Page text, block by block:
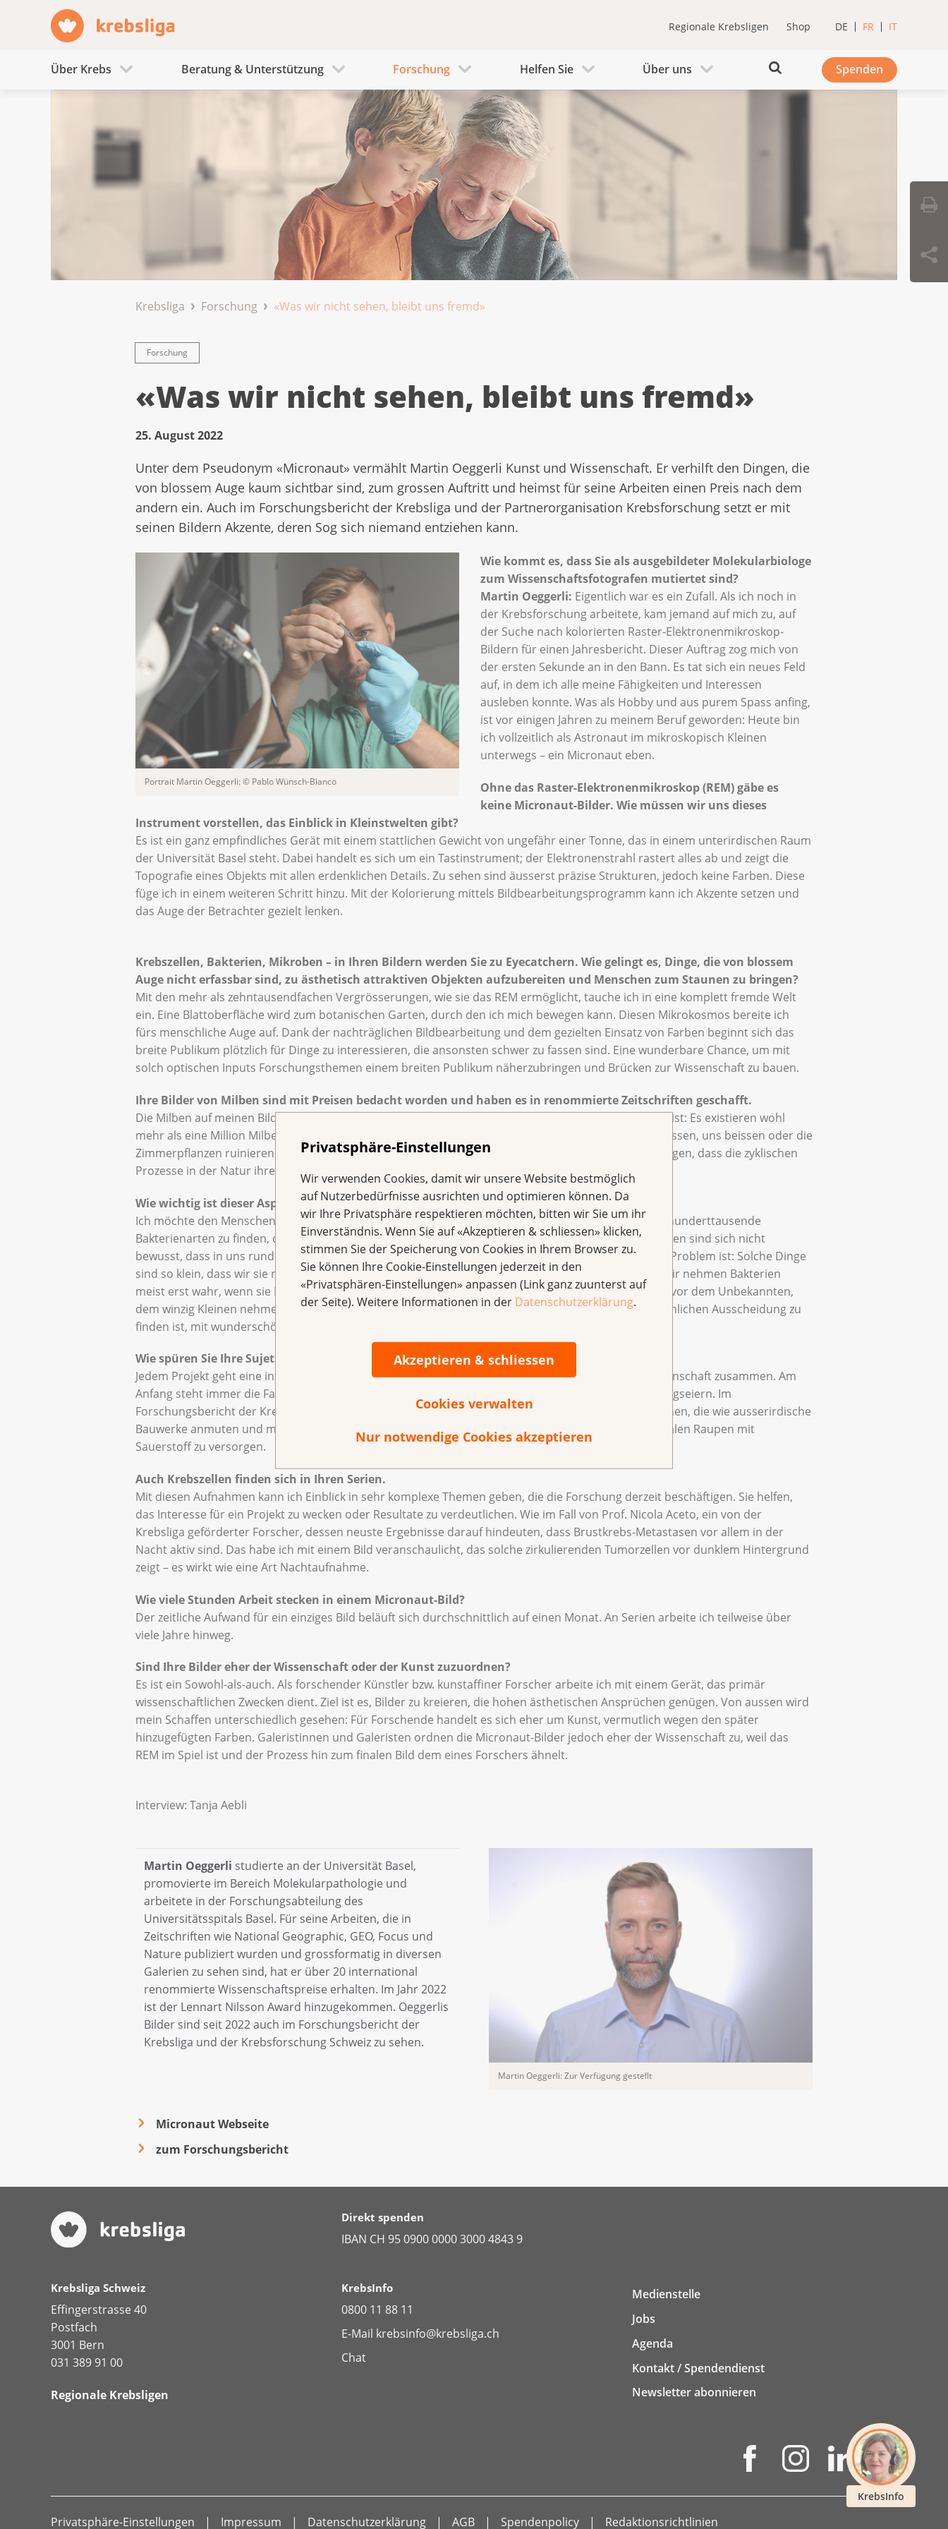
Privatsphäre-Einstellungen
Wir verwenden Cookies, damit wir unsere Website bestmöglich
auf Nutzerbedürfnisse ausrichten und optimieren können. Da
wir Ihre Privatsphäre respektieren möchten, bitten wir Sie um ihr
Einverständnis. Wenn Sie auf «Akzeptieren & schliessen» klicken,
stimmen Sie der Speicherung von Cookies in Ihrem Browser zu.
Sie können Ihre Cookie-Einstellungen jederzeit in den
«Privatsphären-Einstellungen» anpassen (Link ganz zuunterst auf
der Seite). Weitere Informationen in der Datenschutzerklärung.
Akzeptieren & schliessen
Cookies verwalten
Nur notwendige Cookies akzeptieren
Regionale Krebsligen Shop DE FR IT
Über Krebs Beratung & Unterstützung Forschung Helfen Sie Über uns Spenden
Krebsliga Forschung «Was wir nicht sehen, bleibt uns fremd»
Forschung
«Was wir nicht sehen, bleibt uns fremd»
25. August 2022
Unter dem Pseudonym «Micronaut» vermählt Martin Oeggerli Kunst und Wissenschaft. Er verhilft den Dingen, die
von blossem Auge kaum sichtbar sind, zum grossen Auftritt und heimst für seine Arbeiten einen Preis nach dem
andern ein. Auch im Forschungsbericht der Krebsliga und der Partnerorganisation Krebsforschung setzt er mit
seinen Bildern Akzente, deren Sog sich niemand entziehen kann.
Portrait Martin Oeggerli: © Pablo Wünsch-Blanco
Wie kommt es, dass Sie als ausgebildeter Molekularbiologe
zum Wissenschaftsfotografen mutiertet sind?
Martin Oeggerli: Eigentlich war es ein Zufall. Als ich noch in
der Krebsforschung arbeitete, kam jemand auf mich zu, auf
der Suche nach kolorierten Raster-Elektronenmikroskop-
Bildern für einen Jahresbericht. Dieser Auftrag zog mich von
der ersten Sekunde an in den Bann. Es tat sich ein neues Feld
auf, in dem ich alle meine Fähigkeiten und Interessen
ausleben konnte. Was als Hobby und aus purem Spass anfing,
ist vor einigen Jahren zu meinem Beruf geworden: Heute bin
ich vollzeitlich als Astronaut im mikroskopisch Kleinen
unterwegs – ein Micronaut eben.
Ohne das Raster-Elektronenmikroskop (REM)gäbe es
keine Micronaut-Bilder. Wie müssen wir uns dieses
Instrument vorstellen, das Einblick in Kleinstwelten gibt?
Es ist ein ganz empfindliches Gerät mit einem stattlichen Gewicht von ungefähr einer Tonne, das in einem unterirdischen Raum
der Universität Basel steht. Dabei handelt es sich um ein Tastinstrument; der Elektronenstrahl rastert alles ab und zeigt die
Topografie eines Objekts mit allen erdenklichen Details. Zu sehen sind äusserst präzise Strukturen, jedoch keine Farben. Diese
füge ich in einem weiteren Schritt hinzu. Mit der Kolorierung mittels Bildbearbeitungsprogramm kann ich Akzente setzen und
das Auge der Betrachter gezielt lenken.
Krebszellen, Bakterien, Mikroben – in Ihren Bildern werden Sie zu Eyecatchern. Wie gelingt es, Dinge, die von blossem
Auge nicht erfassbar sind, zu ästhetisch attraktiven Objekten aufzubereiten und Menschen zum Staunen zu bringen?
Mit den mehr als zehntausendfachen Vergrösserungen, wie sie das REM ermöglicht, tauche ich in eine komplett fremde Welt
ein. Eine Blattoberfläche wird zum botanischen Garten, durch den ich mich bewegen kann. Diesen Mikrokosmos bereite ich
fürs menschliche Auge auf. Dank der nachträglichen Bildbearbeitung und dem gezielten Einsatz von Farben beginnt sich das
breite Publikum plötzlich für Dinge zu interessieren, die ansonsten schwer zu fassen sind. Eine wunderbare Chance, um mit
solch optischen Inputs Forschungsthemen einem breiten Publikum näherzubringen und Brücken zur Wissenschaft zu bauen.
Ihre Bilder von Milben sind mit Preisen bedacht worden und haben es in renommierte Zeitschriften geschafft.
Die Milben auf meinen Bildern sehen nicht so aus, wie sie sich die meisten Menschen vorstellen. Fakt ist: Es existieren wohl
mehr als eine Million Milbenarten auf der Welt. Wir nehmen aber nur jene wahr, die Schäden hinterlassen, uns beissen oder die
Zimmerpflanzen ruinieren. Doch es gibt auch Milben, die das Laub im Herbst zersetzen und dafür sorgen, dass die zyklischen
Prozesse in der Natur ihren Lauf nehmen. Für diese Vielfalt will ich ein Bewusstsein schaffen.
Wie wichtig ist dieser Aspekt der Aufklärung und Sensibilisierung in Ihrer Arbeit?
Ich möchte den Menschen zeigen, was alles da ist. So sind zum Beispiel im menschlichen Mikrobiom hunderttausende
Bakterienarten zu finden, die für die Gesundheit eine ganz zentrale Rolle spielen. Die meisten Menschen sind sich nicht
bewusst, dass in uns rund 1,5 Kilogramm Bakterien aktiv sind. Ohne sie könnten wir nicht leben. Das Problem ist: Solche Dinge
sind so klein, dass wir sie nicht sehen. Und was wir nicht sehen, bleibt uns fremd und macht Angst. Wir nehmen Bakterien
meist erst wahr, wenn sie Probleme bereiten. Mit meiner Arbeit möchte ich den Menschen die Angst vor dem Unbekannten,
dem winzig Kleinen nehmen. Unter dem REM glänzt zum Beispiel das Mikrobiom, wie es in der menschlichen Ausscheidung zu
finden ist, mit wunderschönen Strukturen.
Wie spüren Sie Ihre Sujets auf?
Jedem Projekt geht eine intensive Recherche voraus, oft arbeite ich eng mit Fachleuten aus der Wissenschaft zusammen. Am
Anfang steht immer die Faszination für etwas, die mich nicht mehr loslässt – wie bei den Schmetterlingseiern. Im
Forschungsbericht der Krebsliga und der Krebsforschung Schweiz sind Eier des Kohlweisslings zu sehen, die wie ausserirdische
Bauwerke anmuten und mit einem komplexen Belüftungssystem ausgestattet sind, um die embryonalen Raupen mit
Sauerstoff zu versorgen.
Auch Krebszellen finden sich in Ihren Serien.
Mit diesen Aufnahmen kann ich Einblick in sehr komplexe Themen geben, die die Forschung derzeit beschäftigen. Sie helfen,
das Interesse für ein Projekt zu wecken oder Resultate zu verdeutlichen. Wie im Fall von Prof. Nicola Aceto, ein von der
Krebsliga geförderter Forscher, dessen neuste Ergebnisse darauf hindeuten, dass Brustkrebs-Metastasen vor allem in der
Nacht aktiv sind. Das habe ich mit einem Bild veranschaulicht, das solche zirkulierenden Tumorzellen vor dunklem Hintergrund
zeigt – es wirkt wie eine Art Nachtaufnahme.
Wie viele Stunden Arbeit stecken in einem Micronaut-Bild?
Der zeitliche Aufwand für ein einziges Bild beläuft sich durchschnittlich auf einen Monat. An Serien arbeite ich teilweise über
viele Jahre hinweg.
Sind Ihre Bilder eher der Wissenschaft oder der Kunst zuzuordnen?
Es ist ein Sowohl-als-auch. Als forschender Künstler bzw. kunstaffiner Forscher arbeite ich mit einem Gerät, das primär
wissenschaftlichen Zwecken dient. Ziel ist es, Bilder zu kreieren, die hohen ästhetischen Ansprüchen genügen. Von aussen wird
mein Schaffen unterschiedlich gesehen: Für Forschende handelt es sich eher um Kunst, vermutlich wegen den später
hinzugefügten Farben. Galeristinnen und Galeristen ordnen die Micronaut-Bilder jedoch eher der Wissenschaft zu, weil das
REM im Spiel ist und der Prozess hin zum finalen Bild dem eines Forschers ähnelt.
Interview: Tanja Aebli
Martin Oeggerli: Zur Verfügung gestellt
Martin Oeggerli studierte an der Universität Basel,
promovierte im Bereich Molekularpathologie und
arbeitete in der Forschungsabteilung des
Universitätsspitals Basel. Für seine Arbeiten, die in
Zeitschriften wie National Geographic, GEO, Focus und
Nature publiziert wurden und grossformatig in diversen
Galerien zu sehen sind, hat er über 20 international
renommierte Wissenschaftspreise erhalten. Im Jahr 2022
ist der Lennart Nilsson Award hinzugekommen. Oeggerlis
Bilder sind seit 2022 auch im Forschungsbericht der
Krebsliga und der Krebsforschung Schweiz zu sehen.
Micronaut Webseite
zum Forschungsbericht
KrebsInfo
Direkt spenden
IBAN CH 95 0900 0000 3000 4843 9
Krebsliga Schweiz
Effingerstrasse 40
Postfach
3001 Bern
031 389 91 00
Regionale Krebsligen
KrebsInfo
0800 11 88 11
E-Mail krebsinfo@krebsliga.ch
Chat
Medienstelle
Jobs
Agenda
Kontakt / Spendendienst
Newsletter abonnieren
Privatsphäre-Einstellungen Impressum Datenschutzerklärung AGB Spendenpolicy Redaktionsrichtlinien